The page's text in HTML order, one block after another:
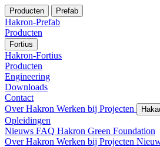
Producten Prefab
Hakron-Prefab
Producten
Fortius
Hakron-Fortius
Producten
Engineering
Downloads
Contact
Over Hakron Werken bij Projecten
Opleidingen
Nieuws FAQ Hakron Green Foundation
Over Hakron Werken bij Projecten